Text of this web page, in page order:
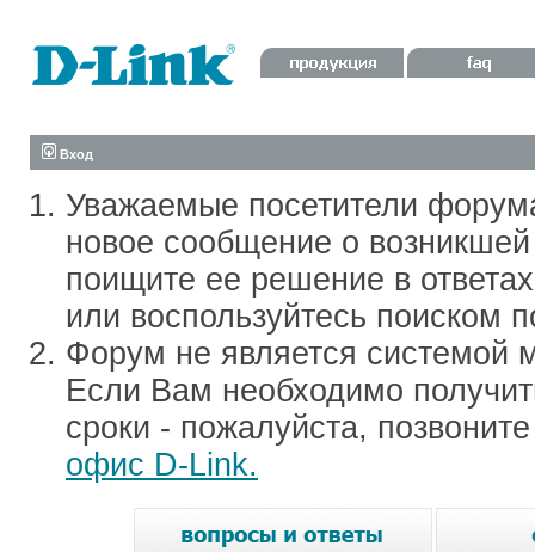
Вход
Уважаемые посетители
новое сообщение о
поищите ее решение в
или воспользуйтесь поиском
Форум не является системой
Если Вам необходимо
сроки - пожалуйста,
офис D-Link.